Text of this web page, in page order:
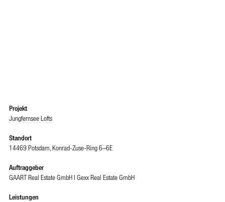
Projekt
Jungfernsee Lofts
Standort
14469 Potsdam, Konrad-Zuse-Ring 6–6E
Auftraggeber
GAART Real Estate GmbH I Gexx Real Estate GmbH
Leistungen